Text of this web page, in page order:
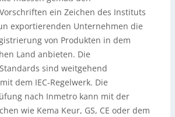
ein Zeichen des Instituts
exportierenden Unternehmen die
von Produkten in dem
Land anbieten. Die
sind weitgehend
dem IEC-Regelwerk. Die
nach Inmetro kann mit der
wie Kema Keur, GS, CE oder dem